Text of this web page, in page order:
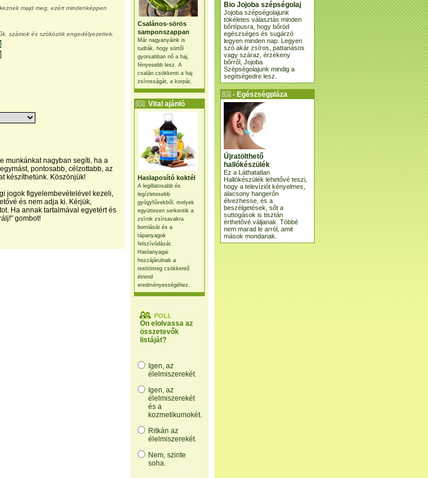
Csalános-sörös
samponszappan
Már nagyanyáink is
tudták, hogy sörtől
gyorsabban nő a haj,
fényesebb lesz. A
csalán csökkenti a haj
zsírosságát, a korpát.
Vital ajánló
Haslaposító koktél
A legillatosabb és
legízletesebb
gyógyfűvekből, melyek
együttesen serkentik a
zsírok zsírsavakra
bomlását és a
tápanyagok
felszívódását.
Hatóanyagai
hozzájárulnak a
testtömeg csökkentő
étrend
eredményességéhez.
POLL
Ön elolvassa az
összetevők
listáját?
Igen, az
élelmiszerekét.
Igen, az
élelmiszerekét
és a
kozmetikumokét.
Ritkán az
élelmiszerekét.
Nem, szinte
soha.
majd meg, ezért mindenképpen
számok és szóközök engedélyezettek.
munkánkat nagyban segíti, ha a
pontosabb, célzottabb, az
készíthetünk. Köszönjük!
jogok figyelembevételével kezeli,
és nem adja ki. Kérjük,
Ha annak tartalmával egyetért és
gombot!
Bio Jojoba szépségolaj
Jojoba szépségolajunk
tökéletes választás minden
bőrtípusra, hogy bőröd
egészséges és sugárzó
legyen minden nap. Legyen
szó akár zsíros, pattanásos
vagy száraz, érzékeny
bőrről, Jojoba
Szépségolajunk mindig a
segítségedre lesz.
- Egészségpláza
ajánlatunk -
Újratölthető
hallókészülék
Ez a Láthatatlan
Hallókészülék lehetővé teszi,
hogy a televíziót kényelmes,
alacsony hangerőn
élvezhesse, és a
beszélgetések, sőt a
suttogások is tisztán
érthetővé váljanak. Többé
nem marad le arról, amit
mások mondanak.